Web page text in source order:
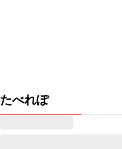
たべれぽ